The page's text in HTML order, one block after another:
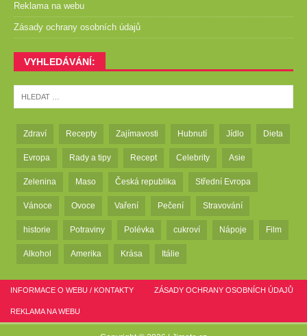
Reklama na webu
Zásady ochrany osobních údajů
VYHLEDÁVÁNÍ:
Zdraví Recepty Zajímavosti Hubnutí Jídlo Dieta
Evropa Rady a tipy Recept Celebrity Asie
Zelenina Maso Česká republika Střední Evropa
Vánoce Ovoce Vaření Pečení Stravování
historie Potraviny Polévka cukroví Nápoje Film
Alkohol Amerika Krása Itálie
INFORMACE O WEBU / KONTAKTY ZÁSADY OCHRANY OSOBNÍCH ÚDAJŮ
REKLAMA NA WEBU